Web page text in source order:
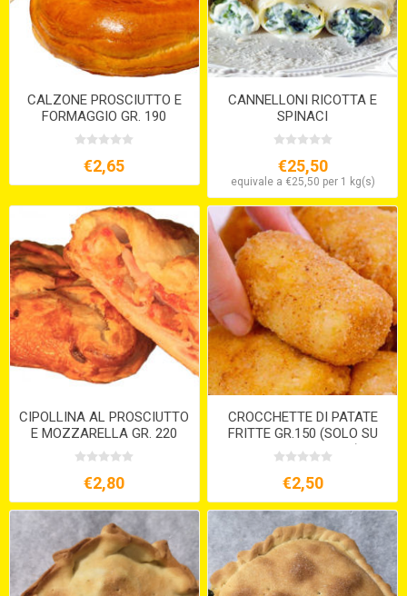
CALZONE PROSCIUTTO E
FORMAGGIO GR. 190
€2,65
CANNELLONI RICOTTA E
SPINACI
€25,50
equivale a €25,50 per 1 kg(s)
CIPOLLINA AL PROSCIUTTO
E MOZZARELLA GR. 220
€2,80
CROCCHETTE DI PATATE
FRITTE GR.150 (SOLO SU
PREORDINE 15GG )
€2,50